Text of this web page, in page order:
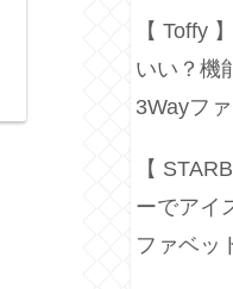
【 Toffy
いい？機
3Wayファ
【
ーでアイ
ファベッ